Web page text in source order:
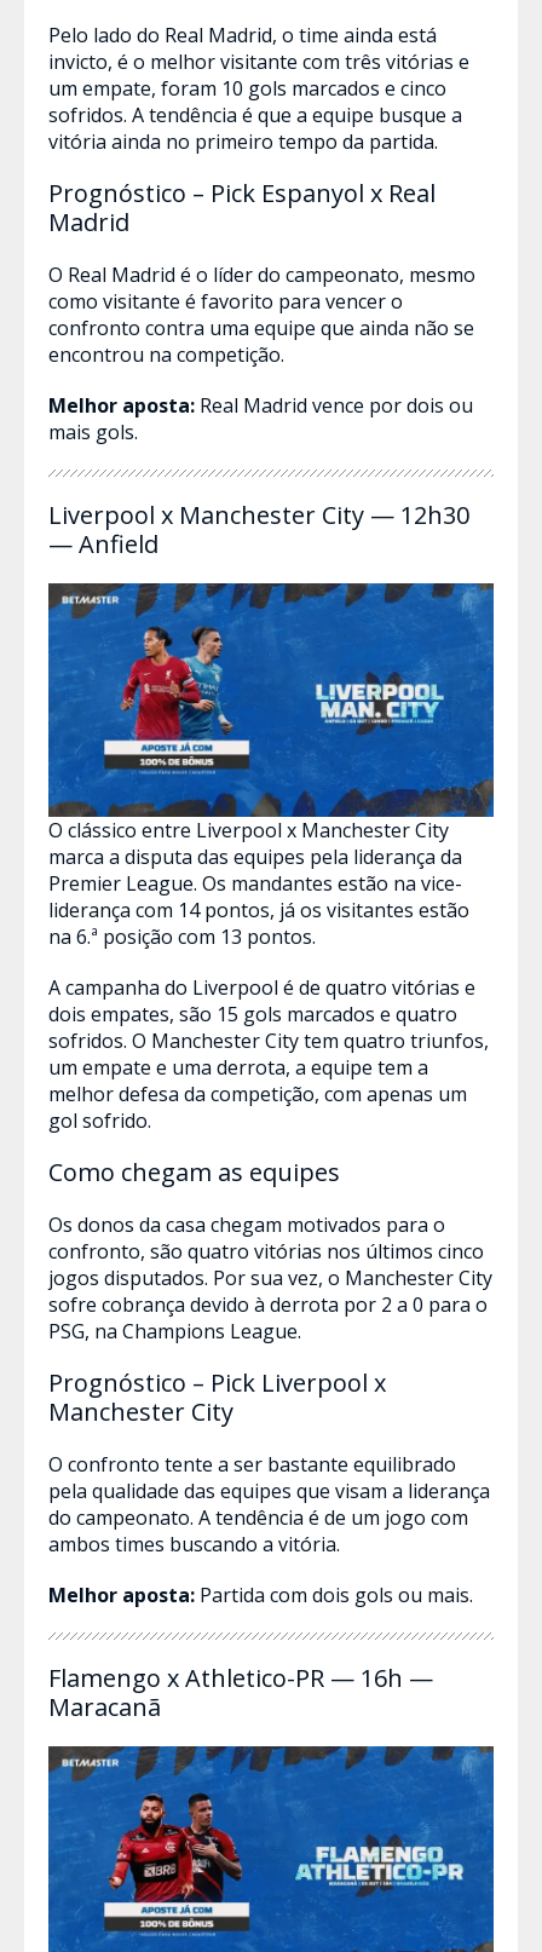
Pelo lado do Real Madrid, o time ainda está
invicto, é o melhor visitante com três vitórias e
um empate, foram 10 gols marcados e cinco
sofridos. A tendência é que a equipe busque a
vitória ainda no primeiro tempo da partida.
Prognóstico – Pick Espanyol x Real
Madrid
O Real Madrid é o líder do campeonato, mesmo
como visitante é favorito para vencer o
confronto contra uma equipe que ainda não se
encontrou na competição.
Melhor aposta: Real Madrid vence por dois ou
mais gols.
Liverpool x Manchester City — 12h30
— Anfield
O clássico entre Liverpool x Manchester City
marca a disputa das equipes pela liderança da
Premier League. Os mandantes estão na vice-
liderança com 14 pontos, já os visitantes estão
na 6.ª posição com 13 pontos.
A campanha do Liverpool é de quatro vitórias e
dois empates, são 15 gols marcados e quatro
sofridos. O Manchester City tem quatro triunfos,
um empate e uma derrota, a equipe tem a
melhor defesa da competição, com apenas um
gol sofrido.
Como chegam as equipes
Os donos da casa chegam motivados para o
confronto, são quatro vitórias nos últimos cinco
jogos disputados. Por sua vez, o Manchester City
sofre cobrança devido à derrota por 2 a 0 para o
PSG, na Champions League.
Prognóstico – Pick Liverpool x
Manchester City
O confronto tente a ser bastante equilibrado
pela qualidade das equipes que visam a liderança
do campeonato. A tendência é de um jogo com
ambos times buscando a vitória.
Melhor aposta: Partida com dois gols ou mais.
Flamengo x Athletico-PR — 16h —
Maracanã